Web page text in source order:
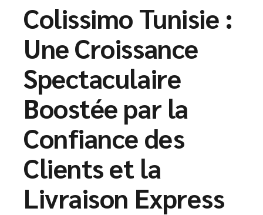
Colissimo Tunisie :
Une Croissance
Spectaculaire
Boostée par la
Confiance des
Clients et la
Livraison Express